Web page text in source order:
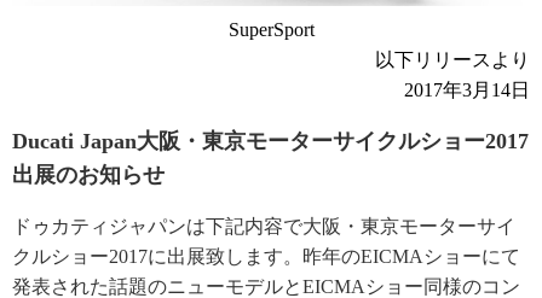
SuperSport
以下リリースより
2017年3月14日
Ducati Japan大阪・東京モーターサイクルショー2017
出展のお知らせ
ドゥカティジャパンは下記内容で大阪・東京モーターサイ
クルショー2017に出展致します。昨年のEICMAショーにて
発表された話題のニューモデルとEICMAショー同様のコン